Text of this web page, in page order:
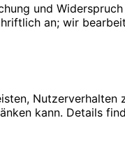
und
an; wir
kann. Details